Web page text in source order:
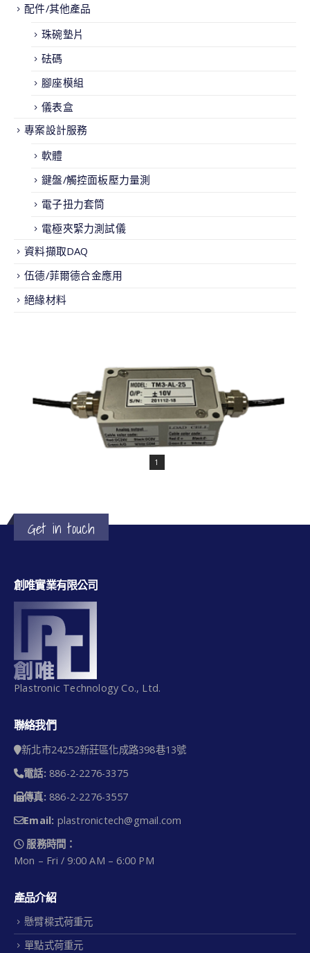
配件/其他產品
珠碗墊片
砝碼
腳座模組
儀表盒
專案設計服務
軟體
鍵盤/觸控面板壓力量測
電子扭力套筒
電極夾緊力測試儀
資料擷取DAQ
伍德/菲爾德合金應用
絕緣材料
TM3 拉/壓 正反向兩用
TM1
1
Get in touch
創唯實業有限公司
Plastronic Technology Co., Ltd.
聯絡我們
新北市24252新莊區化成路398巷13號
電話: 886-2-2276-3375
傳真: 886-2-2276-3557
Email: plastronictech@gmail.com
服務時間：
Mon – Fri / 9:00 AM – 6:00 PM
產品介紹
懸臂樑式荷重元
單點式荷重元